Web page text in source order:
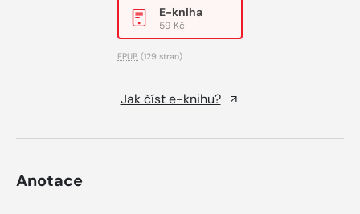
E-kniha
59 Kč
EPUB (129 stran)
Jak číst e-knihu?
Anotace